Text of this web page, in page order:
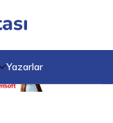
Yazarlar
Ne Kadar Oldu?